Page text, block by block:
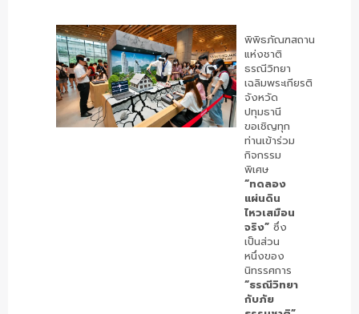
พิพิธภัณฑสถาน
แห่งชาติ
ธรณีวิทยา
เฉลิมพระเกียรติ
จังหวัด
ปทุมธานี
ขอเชิญทุก
ท่านเข้าร่วม
กิจกรรม
พิเศษ
“ทดลอง
แผ่นดิน
ไหวเสมือน
จริง”ซึ่ง
เป็นส่วน
หนึ่งของ
นิทรรศการ
“ธรณีวิทยา
กับภัย